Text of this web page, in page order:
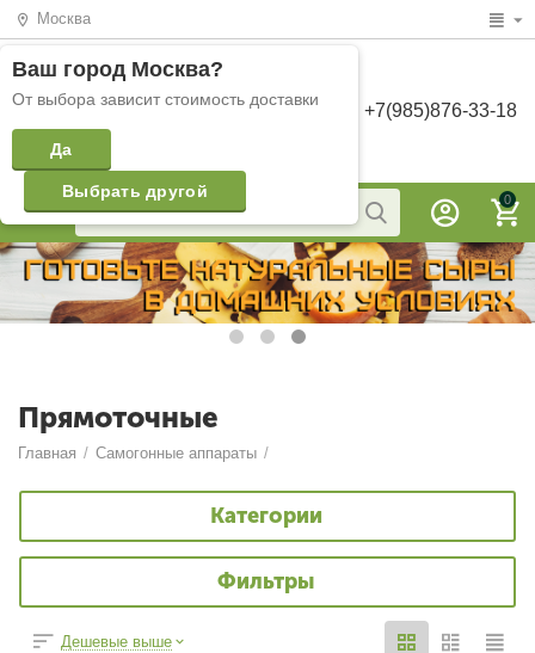
Москва
Ваш город Москва?
От выбора зависит стоимость доставки
Да
Выбрать другой
+7(985)876-33-18
0
Прямоточные
Главная / Самогонные аппараты /
Категории
Фильтры
Дешевые выше